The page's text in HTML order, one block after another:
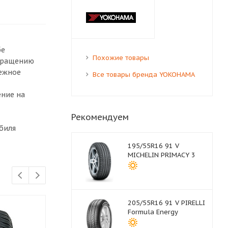
на
Похожие товары
Все товары бренда YOKOHAMA
Рекомендуем
195/55R16 91 V
MICHELIN PRIMACY 3
205/55R16 91 V PIRELLI
Formula Energy